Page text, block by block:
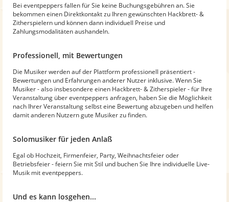
Bei eventpeppers fallen für Sie keine Buchungsgebühren an. Sie
bekommen einen Direktkontakt zu Ihren gewünschten Hackbrett- &
Zitherspielern und können dann individuell Preise und
Zahlungsmodalitäten aushandeln.
Professionell, mit Bewertungen
Die Musiker werden auf der Plattform professionell präsentiert -
Bewertungen und Erfahrungen anderer Nutzer inklusive. Wenn Sie
Musiker - also insbesondere einen Hackbrett- & Zitherspieler - für Ihre
Veranstaltung über eventpeppers anfragen, haben Sie die Möglichkeit
nach Ihrer Veranstaltung selbst eine Bewertung abzugeben und helfen
damit anderen Nutzern gute Musiker zu finden.
Solomusiker für jeden Anlaß
Egal ob Hochzeit, Firmenfeier, Party, Weihnachtsfeier oder
Betriebsfeier - feiern Sie mit Stil und buchen Sie Ihre individuelle Live-
Musik mit eventpeppers.
Und es kann losgehen...